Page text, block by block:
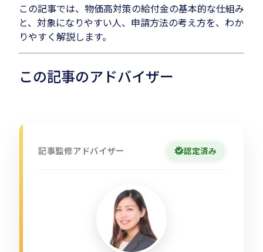
この記事では、物価高対策の給付金の基本的な仕組み
と、対象になりやすい人、申請方法の考え方を、わか
りやすく解説します。
この記事のアドバイザー
記事監修アドバイザー 認定済み